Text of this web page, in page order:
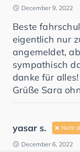
December 9, 2022
Beste
eigentlich nur
angemeldet,
sympathisch
danke für
Grüße Sara
yasar s. Nicht
December 6, 2022